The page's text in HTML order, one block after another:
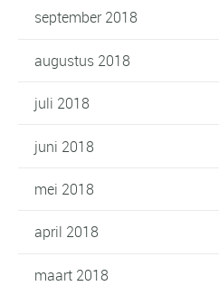
september 2018
augustus 2018
juli 2018
juni 2018
mei 2018
april 2018
maart 2018